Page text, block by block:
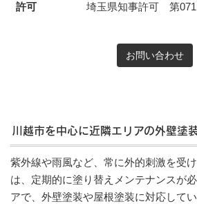
許可 埼玉県知事許可 第
お問い合わせ
川越市を中心に近隣エリアの外壁塗
紫外線や雨風など、常に外的刺激を受
は、定期的に塗り替えメンテナンスが
アで、外壁塗装や屋根塗装に対応して